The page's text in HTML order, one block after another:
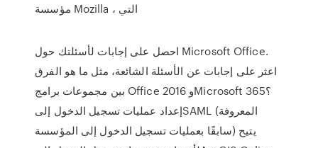
مؤسسة Mozilla ، التي
احصل على إجابات لأسئلتك حول Microsoft Office.
اعثر على إجابات عن الأسئلة الشائعة، مثل ما هو الفرق
بين مجموعات برامج Office 2016 وMicrosoft 365؟
إعداد عمليات تسجيل الدخول إلىSAML (المعروفة
سابقًا بعمليات تسجيل الدخول إلى المؤسسة) يتيح